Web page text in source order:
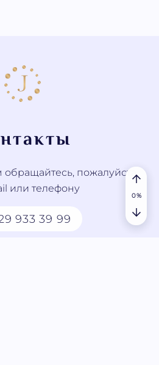
пожалуйста,
или телефону
933 39 99